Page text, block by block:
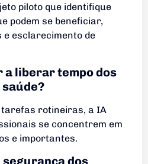
piloto que identifique
podem se beneficiar,
e esclarecimento de
a liberar tempo dos
tarefas rotineiras, a IA
se concentrem em
e importantes.